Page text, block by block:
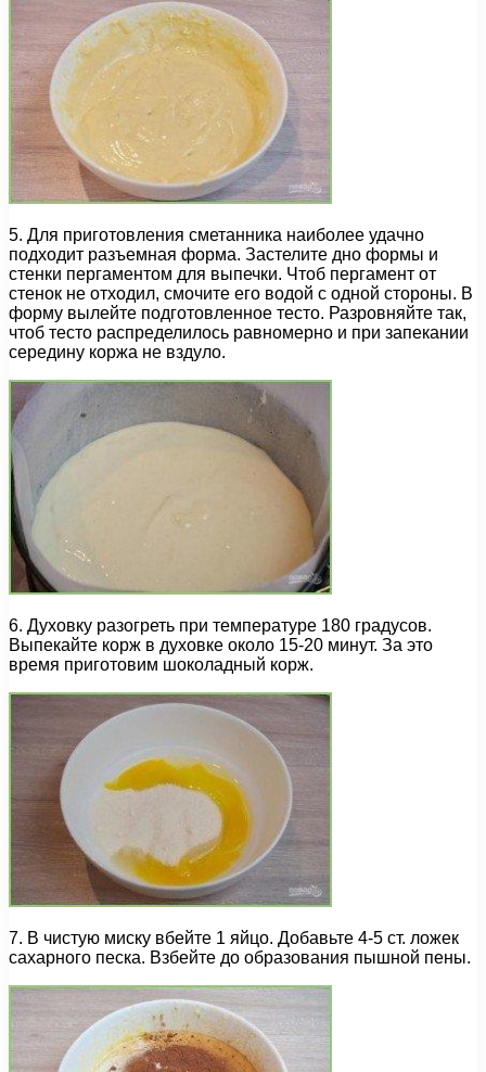
5. Для приготовления сметанника наиболее удачно
подходит разъемная форма. Застелите дно формы и
стенки пергаментом для выпечки. Чтоб пергамент от
стенок не отходил, смочите его водой с одной стороны. В
форму вылейте подготовленное тесто. Разровняйте так,
чтоб тесто распределилось равномерно и при запекании
середину коржа не вздуло.
6. Духовку разогреть при температуре 180 градусов.
Выпекайте корж в духовке около 15-20 минут. За это
время приготовим шоколадный корж.
7. В чистую миску вбейте 1 яйцо. Добавьте 4-5 ст. ложек
сахарного песка. Взбейте до образования пышной пены.